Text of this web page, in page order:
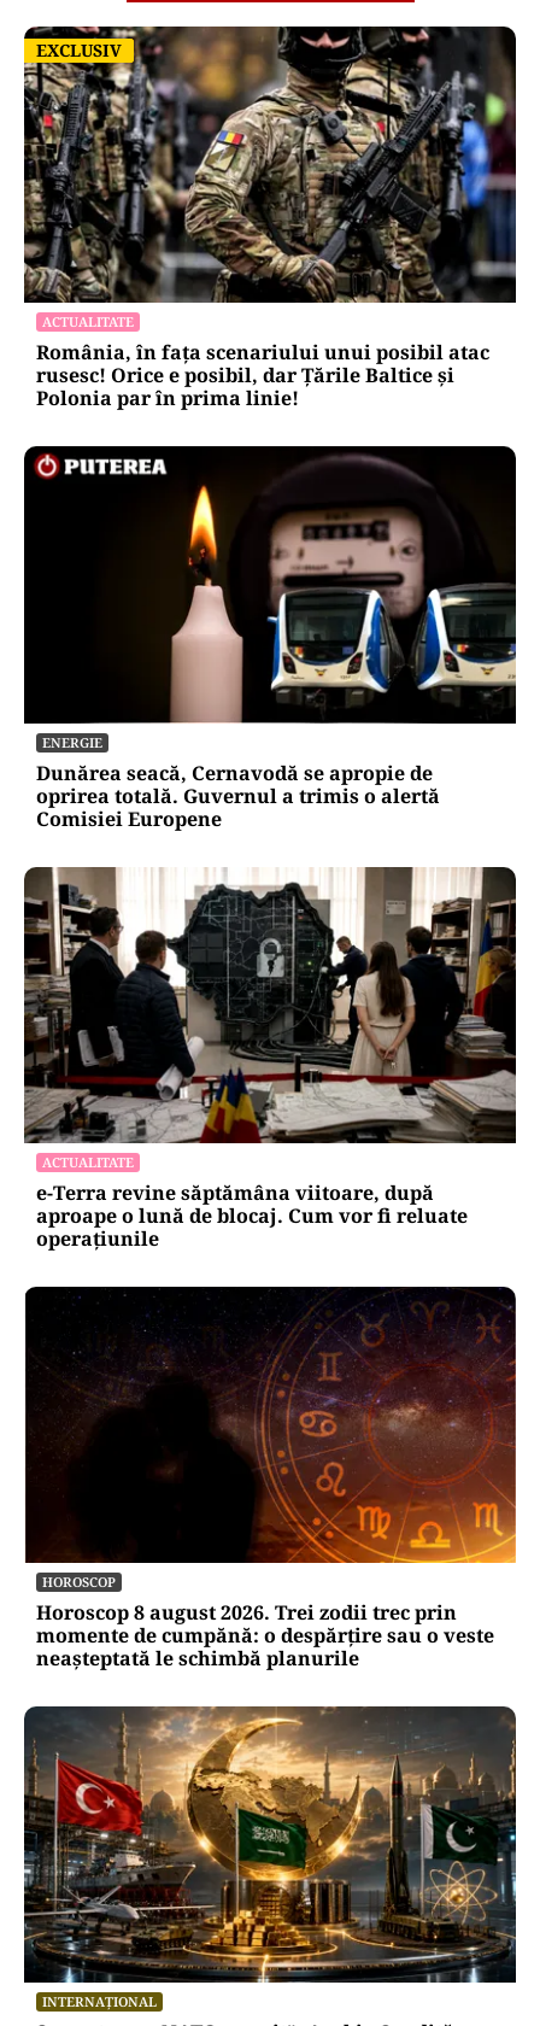
EXCLUSIV
EXCLUSIV
ACTUALITATE
România, în fața scenariului unui posibil atac
rusesc! Orice e posibil, dar Țările Baltice și
Polonia par în prima linie!
ENERGIE
Dunărea seacă, Cernavodă se apropie de
oprirea totală. Guvernul a trimis o alertă
Comisiei Europene
ACTUALITATE
e-Terra revine săptămâna viitoare, după
aproape o lună de blocaj. Cum vor fi reluate
operațiunile
HOROSCOP
Horoscop 8 august 2026. Trei zodii trec prin
momente de cumpănă: o despărțire sau o veste
neașteptată le schimbă planurile
INTERNAȚIONAL